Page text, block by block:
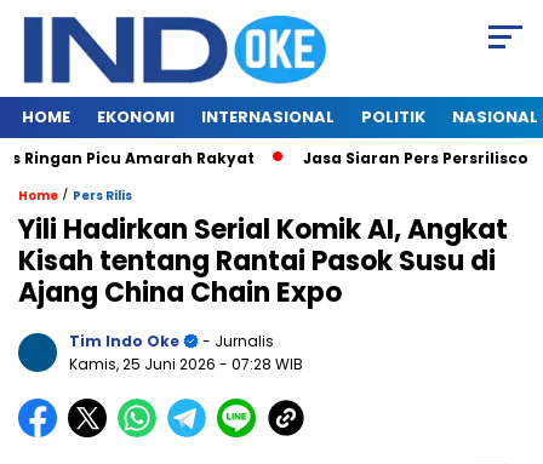
HOME EKONOMI INTERNASIONAL POLITIK NASIONAL
Picu Amarah Rakyat Jasa Siaran Pers Persriliscom
Home / Pers Rilis
Yili Hadirkan Serial Komik AI, Angkat
Kisah tentang Rantai Pasok Susu di
Ajang China Chain Expo
Tim Indo Oke
- Jurnalis
Kamis, 25 Juni 2026 - 07:28 WIB